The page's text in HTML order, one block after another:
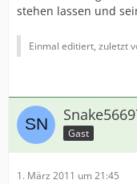
stehen lassen und
Einmal editiert, zuletzt
Gast
1. März 2011 um 21:45